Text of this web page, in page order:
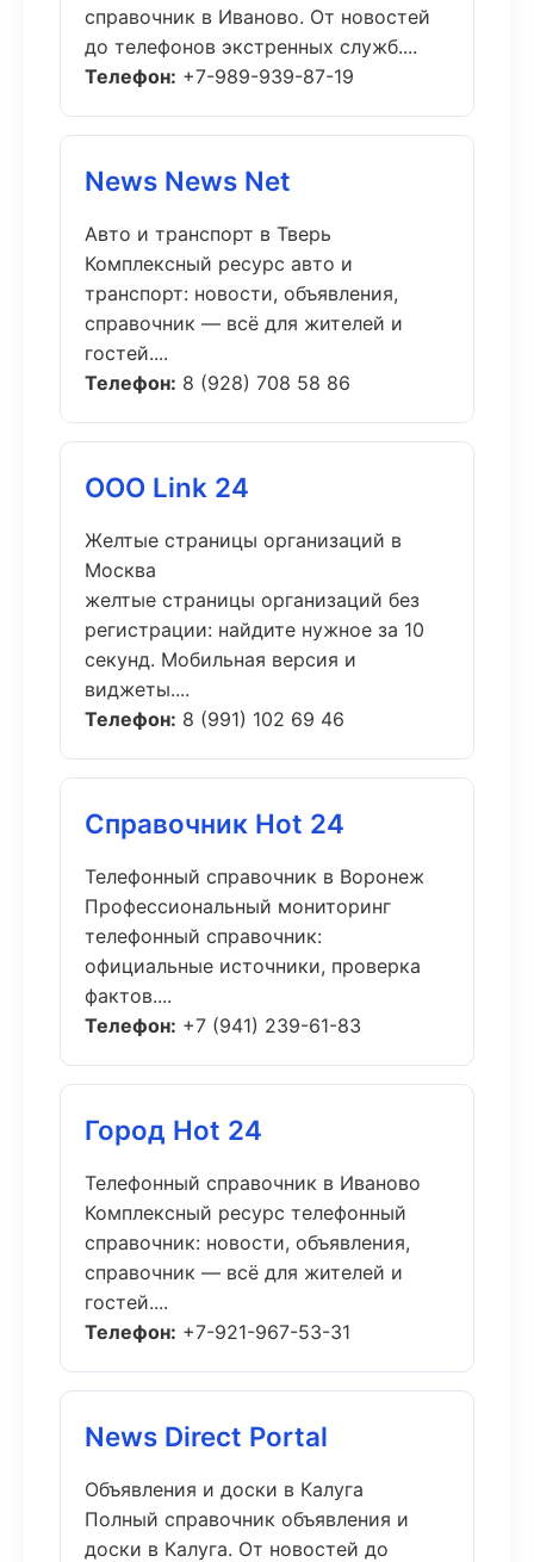
справочник в Иваново. От новостей
до телефонов экстренных служб....
Телефон: +7-989-939-87-19
News News Net
Авто и транспорт в Тверь
Комплексный ресурс авто и
транспорт: новости, объявления,
справочник — всё для жителей и
гостей....
Телефон: 8 (928) 708 58 86
ООО Link 24
Желтые страницы организаций в
Москва
желтые страницы организаций без
регистрации: найдите нужное за 10
секунд. Мобильная версия и
виджеты....
Телефон: 8 (991) 102 69 46
Справочник Hot 24
Телефонный справочник в Воронеж
Профессиональный мониторинг
телефонный справочник:
официальные источники, проверка
фактов....
Телефон: +7 (941) 239-61-83
Город Hot 24
Телефонный справочник в Иваново
Комплексный ресурс телефонный
справочник: новости, объявления,
справочник — всё для жителей и
гостей....
Телефон: +7-921-967-53-31
News Direct Portal
Объявления и доски в Калуга
Полный справочник объявления и
доски в Калуга. От новостей до